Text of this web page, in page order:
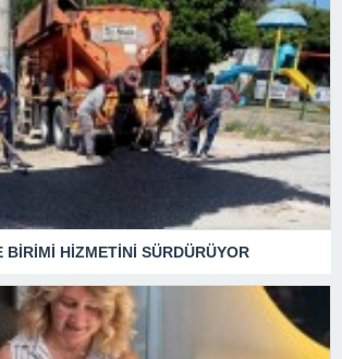
HİZMETİNİ SÜRDÜRÜYOR